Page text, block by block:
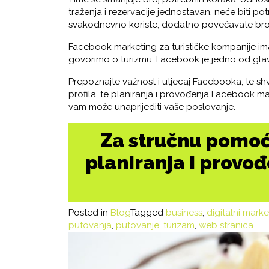
traženja i rezervacije jednostavan, neće biti
svakodnevno koriste, dodatno povećavate
Facebook marketing za turističke kompanije
govorimo o turizmu, Facebook je jedno od
Prepoznajte važnost i utjecaj Facebooka, te
profila, te planiranja i provođenja Facebook
vam može unaprijediti vaše poslovanje.
Za stručnu
planiranja i
Posted in BlogTagged business digitalni
putovanja putovanje turizam web stranica